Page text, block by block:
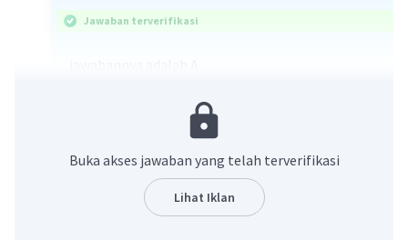
Jawaban terverifikasi
Wawancang adalah dialog yang diucapkan oleh
tokoh dalam drama, sedangkan kramagung
adalah petunjuk laku yang dilakukan oleh tokoh.
Pada opsi A, dialog tersebut merupakan
wawancang karena hanya berisi percakapan
langsung antara tokoh-tokohnya tanpa
Buka akses jawaban yang telah terverifikasi
Lihat Iklan